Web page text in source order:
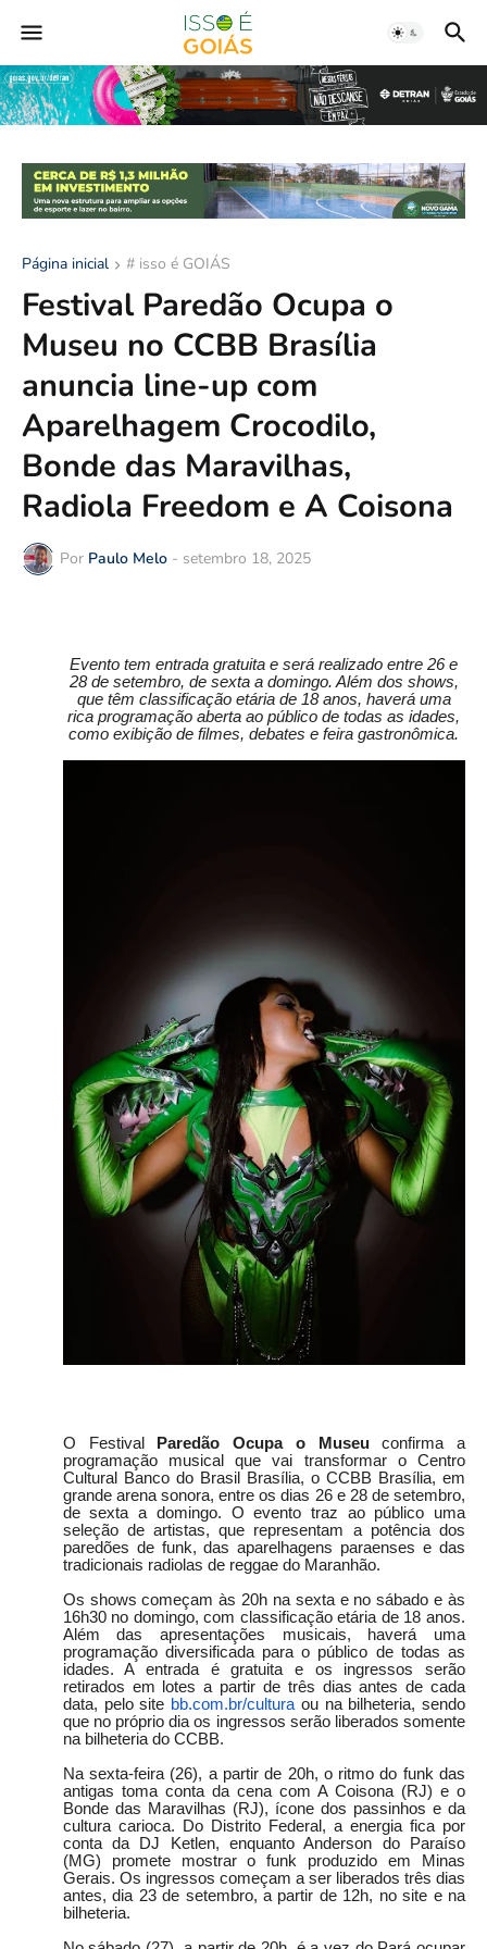
Página inicial # isso é GOIÁS
Festival Paredão Ocupa o
Museu no CCBB Brasília
anuncia line-up com
Aparelhagem Crocodilo,
Bonde das Maravilhas,
Radiola Freedom e A Coisona
Por Paulo Melo - setembro 18, 2025
Evento tem entrada gratuita e será realizado entre 26 e
28 de setembro, de sexta a domingo. Além dos shows,
que têm classificação etária de 18 anos, haverá uma
rica programação aberta ao público de todas as idades,
como exibição de filmes, debates e feira gastronômica.
O Festival Paredão Ocupa o Museuconfirma a
programação musical que vai transformar o Centro
Cultural Banco do Brasil Brasília, o CCBB Brasília, em
grande arena sonora, entre os dias 26 e 28 de setembro,
de sexta a domingo. O evento traz ao público uma
seleção de artistas, que representam a potência dos
paredões de funk, das aparelhagens paraenses e das
tradicionais radiolas de reggae do Maranhão.
Os shows começam às 20h na sexta e no sábado e às
16h30 no domingo, com classificação etária de 18 anos.
Além das apresentações musicais, haverá uma
programação diversificada para o público de todas as
idades. A entrada é gratuita e os ingressos serão
retirados em lotes a partir de três dias antes de cada
data, pelo site bb.com.br/cultura ou na bilheteria, sendo
que no próprio dia os ingressos serão liberados somente
na bilheteria do CCBB.
Na sexta-feira (26), a partir de 20h, o ritmo do funk das
antigas toma conta da cena com A Coisona (RJ) e o
Bonde das Maravilhas (RJ), ícone dos passinhos e da
cultura carioca. Do Distrito Federal, a energia fica por
conta da DJ Ketlen, enquanto Anderson do Paraíso
(MG) promete mostrar o funk produzido em Minas
Gerais. Os ingressos começam a ser liberados três dias
antes, dia 23 de setembro, a partir de 12h, no site e na
bilheteria.